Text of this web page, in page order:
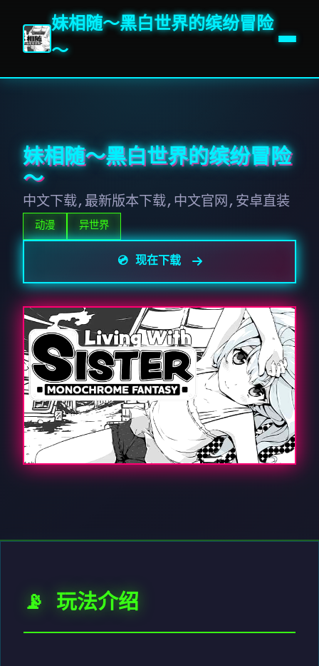
妹相随～黑白世界的缤纷冒险
～
妹相随～黑白世界的缤纷冒险
～
中文下载,最新版本下载,中文官网,安卓直装
动漫 异世界
💿 现在下载
📡 玩法介绍